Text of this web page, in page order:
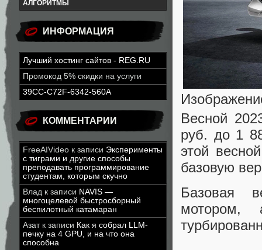
АЛГОРИТМЫ
ИНФОРМАЦИЯ
Лучший хостинг сайтов - REG.RU
Промокод 5% скидки на услуги
39CC-C72F-6342-560A
КОММЕНТАРИИ
FreeAIVideo к записи Эксперименты
с тиграми и другие способы
преподавать программирование
студентам, которым скучно
Влад к записи NAVIS —
многоцелевой быстросборный
беспилотный катамаран
Азатк записи Как я собрал LLM-
печку на 4 GPU, и на что она
способна
Весной
руб. до 1
этой
базовую
Базовая
мотором,